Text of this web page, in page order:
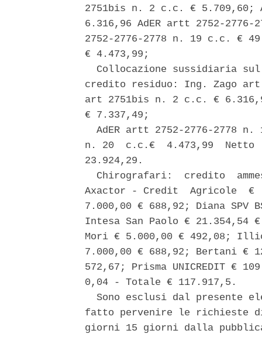
2751bis n. 2 c.c. €
6.316,96 AdER artt 2752-
2752-2776-2778 n. 19 c.c. €
€ 4.473,99;
Collocazione sussidiaria
credito residuo: Ing. Zago
art 2751bis n. 2 c.c. €
€ 7.337,49;
AdER artt 2752-2776-2778 n.
n. 20  c.c.€  4.473,99
23.924,29.
Chirografari:  credito
Axactor - Credit  Agricole  €
7.000,00 € 688,92; Diana
Intesa San Paolo € 21.354,54
Mori € 5.000,00 € 492,08;
7.000,00 € 688,92; Bertani €
572,67; Prisma UNICREDIT €
0,04 - Totale € 117.917,5.
Sono esclusi dal presente
fatto pervenire le richieste
giorni 15 giorni dalla